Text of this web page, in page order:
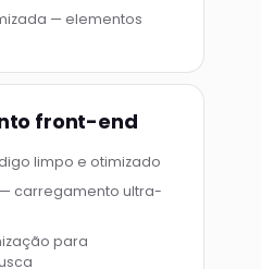
— elementos
front-end
limpo e otimizado
carregamento ultra-
para